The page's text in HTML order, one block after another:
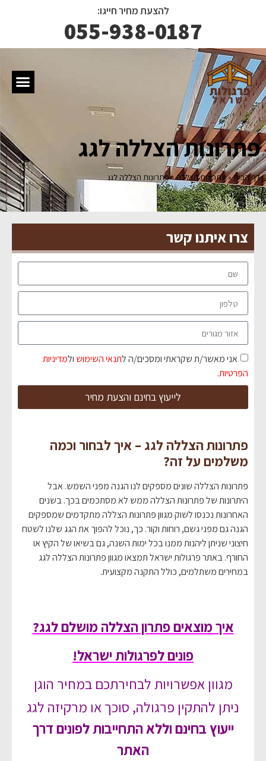
להצעת מחיר חייגו:
055-938-0187
פתרונות הצללה לגג
דף הבית»פתרונות הצללה»פתרונות הצללה לגג
צרו איתנו קשר
אני מאשר/ת שקראתי ומסכים/ה לתנאי השימוש ולמדיניות
הפרטיות.
לייעוץ בחינם והצעת מחיר
פתרונות הצללה לגג – איך לבחור וכמה
משלמים על זה?
פתרונות הצללה שונים מספקים לנו הגנה מפני השמש. אבל
היתרונות של פתרונות הצללה ממש לא מסתכמים בכך. בשנים
האחרונות נכנסו לשוק מגוון פתרונות הצללה מתקדמים שמספקים
הגנה גם מפני גשם, רוחות וקור. כך, נוכל להפוך את הגג שלנו לשטח
חיצוני שניתן ליהנות ממנו בכל ימות השנה, גם בשיאו של הקיץ או
החורף. באתר פרגולות ישראל תמצאו מגוון פתרונות הצללה לגג
במחירים משתלמים, כולל התקנה מקצועית.
איך מוצאים פתרון הצללה מושלם לגג?
פונים לפרגולות ישראל!
מגוון אפשרויות לבחירתכם במחיר הוגן
ניתן להתקין פרגולה, סוכך או מרקיזה לגג
ייעוץ בחינם וללא התחייבות לפונים דרך
האתר